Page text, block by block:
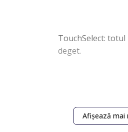
TouchSelect:
deget.
regla cu usurinta
Selecteaza pur si
Afișează mai